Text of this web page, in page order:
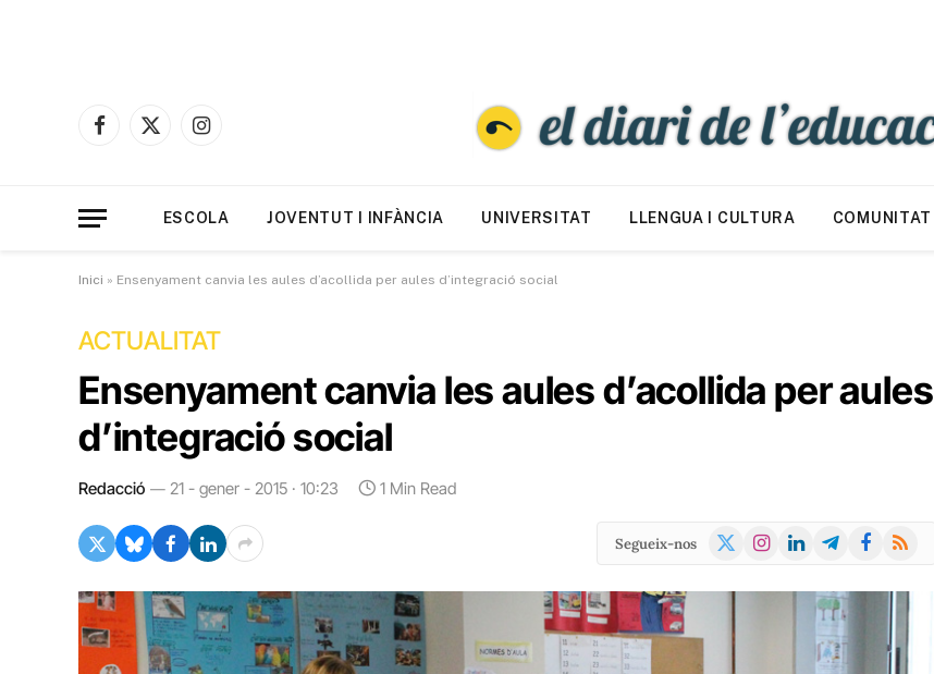
Facebook
X
Instagram
ESCOLA JOVENTUT I INFÀNCIA UNIVERSITAT LLENGUA I CULTURA COMUNITAT
Inici » Ensenyament canvia les aules d’acollida per aules d’integració social
ACTUALITAT
Ensenyament canvia les aules d’acollida per aules
d’integració social
Redacció 21 - gener - 2015 · 10:23 1 Min Read
Segueix-nos
X
Instagram
LinkedInTelegramFacebook
RSS